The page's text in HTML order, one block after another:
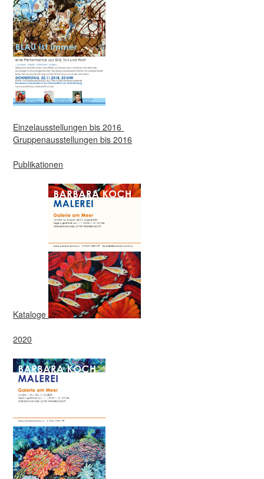
Einzelausstellungen bis 2016
Gruppenausstellungen bis 2016
Publikationen
Kataloge
2020